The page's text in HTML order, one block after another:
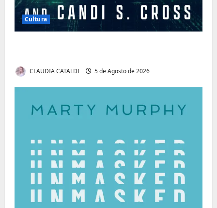
Cultura
CLAUDIA CATALDI 5 de Agosto de 2026